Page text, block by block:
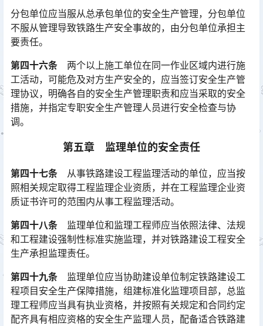
分包单位应当服从总承包单位的安全生产管理，分包单位
不服从管理导致铁路生产安全事故的，由分包单位承担主
要责任。
第四十六条 两个以上施工单位在同一作业区域内进行施
工活动，可能危及对方生产安全的，应当签订安全生产管
理协议，明确各自的安全生产管理职责和应当采取的安全
措施，并指定专职安全生产管理人员进行安全检查与协
调。󠅅󠅃󠄵󠅂󠄪󠇖󠆨󠆨󠇕󠆞󠆒󠅬󠇘󠆭󠆘󠇙󠆝󠅵󠇗󠆭󠆁󠄐󠇗󠅹󠅸󠇖󠆍󠅳󠇖󠅹󠅰󠇖󠆌󠅹
第五章 监理单位的安全责任
第四十七条 从事铁路建设工程监理活动的单位，应当按
照相关规定取得工程监理企业资质，并在工程监理企业资
质证书许可的范围内从事工程监理活动。
第四十八条 监理单位和监理工程师应当依照法律、法规
和工程建设强制性标准实施监理，并对铁路建设工程安全
生产承担监理责任。
第四十九条 监理单位应当协助建设单位制定铁路建设工
程项目安全生产保障措施，组建标准化监理项目部，总监
理工程师应当具有执业资格，并按照有关规定和合同约定
配齐具有相应资格的安全生产监理人员，配备适合铁路建